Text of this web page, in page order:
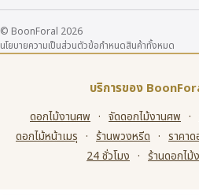
© BoonForal 2026
นโยบายความเป็นส่วนตัวข้อกำหนดสินค้าทั้งหมด
บริการของ
ดอกไม้งานศพ · จัดดอกไม้งานศพ ·
ดอกไม้หน้าเมรุ · ร้านพวงหรีด · ราคา
24 ชั่วโมง · ร้านดอกไม้